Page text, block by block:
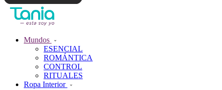
Mundos
ESENCIAL
ROMÁNTICA
CONTROL
RITUALES
Ropa Interior